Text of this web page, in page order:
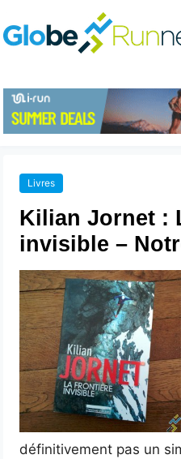
Livres
Kilian Jornet :
invisible –
définitivement pas un